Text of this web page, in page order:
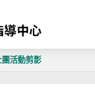
團活動剪影